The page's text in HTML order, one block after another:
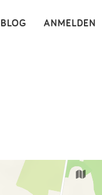
ANMELDEN
BLOG ×